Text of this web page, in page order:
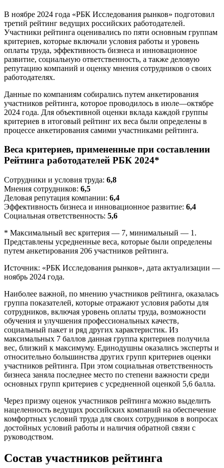
В ноябре 2024 года «РБК Исследования рынков» подготовил
третий рейтинг ведущих российских работодателей.
Участники рейтинга оценивались по пяти основным группам
критериев, которые включали условия работы и уровень
оплаты труда, эффективность бизнеса и инновационное
развитие, социальную ответственность, а также деловую
репутацию компаний и оценку мнения сотрудников о своих
работодателях.
Данные по компаниям собирались путем анкетирования
участников рейтинга, которое проводилось в июле—октябре
2024 года. Для объективной оценки вклада каждой группы
критериев в итоговый рейтинг их веса были определены в
процессе анкетирования самими участниками рейтинга.
Веса критериев, примененные при составлении
Рейтинга работодателей РБК 2024*
Сотрудники и условия труда: 6,8
Мнения сотрудников: 6,5
Деловая репутация компании: 6,4
Эффективность бизнеса и инновационное развитие: 6,4
Социальная ответственность: 5,6
* Максимальный вес критерия — 7, минимальный — 1.
Представлены усредненные веса, которые были определены
путем анкетирования 206 участников рейтинга.
Источник: «РБК Исследования рынков», дата актуализации —
ноябрь 2024 года.
Наиболее важной, по мнению участников рейтинга, оказалась
группа показателей, которые отражают условия работы для
сотрудников, включая уровень оплаты труда, возможности
обучения и улучшения профессиональных качеств,
социальный пакет и ряд других характеристик. Из
максимальных 7 баллов данная группа критериев получила
вес, близкий к максимуму. Единодушны оказались эксперты и
относительно большинства других групп критериев оценки
участников рейтинга. При этом социальная ответственность
бизнеса заняла последнее место по степени важности среди
основных групп критериев с усредненной оценкой 5,6 балла.
Через призму оценок участников рейтинга можно выделить
нацеленность ведущих российских компаний на обеспечение
комфортных условий труда для своих сотрудников в вопросах
достойных условий работы и наличия обратной связи с
руководством.
Состав участников рейтинга